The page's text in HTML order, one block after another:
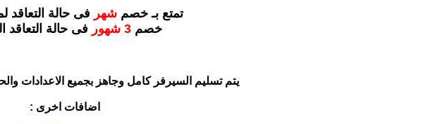
تمتع بـ خصمشهر فى حالة التعاقد لمدة
خصم
فى حالة التعاقد
يتم تسليم السيرفر كامل وجاهز بجميع الاعدادات
اضافات اخرى :